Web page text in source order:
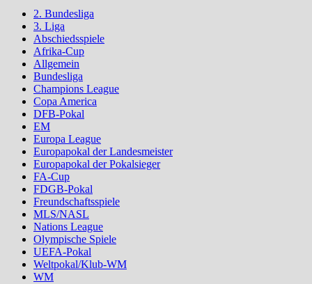
2. Bundesliga
3. Liga
Abschiedsspiele
Afrika-Cup
Allgemein
Bundesliga
Champions League
Copa America
DFB-Pokal
EM
Europa League
Europapokal der Landesmeister
Europapokal der Pokalsieger
FA-Cup
FDGB-Pokal
Freundschaftsspiele
MLS/NASL
Nations League
Olympische Spiele
UEFA-Pokal
Weltpokal/Klub-WM
WM